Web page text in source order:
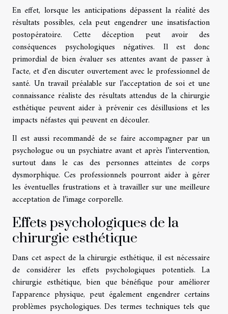
En effet, lorsque les anticipations dépassent la réalité des
résultats possibles, cela peut engendrer une insatisfaction
postopératoire. Cette déception peut avoir des
conséquences psychologiques négatives. Il est donc
primordial de bien évaluer ses attentes avant de passer à
l'acte, et d'en discuter ouvertement avec le professionnel de
santé. Un travail préalable sur l’acceptation de soi et une
connaissance réaliste des résultats attendus de la chirurgie
esthétique peuvent aider à prévenir ces désillusions et les
impacts néfastes qui peuvent en découler.
Il est aussi recommandé de se faire accompagner par un
psychologue ou un psychiatre avant et après l’intervention,
surtout dans le cas des personnes atteintes de corps
dysmorphique. Ces professionnels pourront aider à gérer
les éventuelles frustrations et à travailler sur une meilleure
acceptation de l’image corporelle.
Effets psychologiques de la
chirurgie esthétique
Dans cet aspect de la chirurgie esthétique, il est nécessaire
de considérer les effets psychologiques potentiels. La
chirurgie esthétique, bien que bénéfique pour améliorer
l'apparence physique, peut également engendrer certains
problèmes psychologiques. Des termes techniques tels que